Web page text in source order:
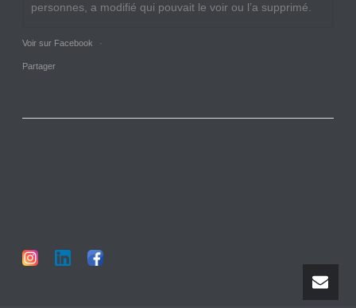
personnes, a modifié qui pouvait le voir ou l’a supprimé.
Voir sur Facebook ·
Partager